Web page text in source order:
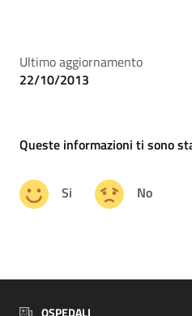
Ultimo aggiornamento
22/10/2013
Queste informazioni ti sono
Si No
OSPEDALI